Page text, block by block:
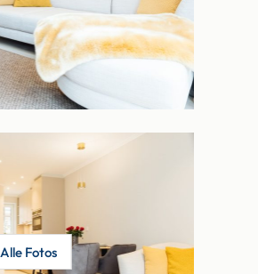
Alle Fotos